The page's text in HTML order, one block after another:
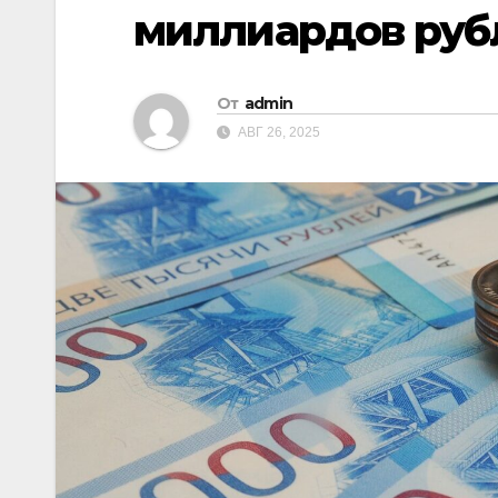
миллиардов
От admin
АВГ 26, 2025